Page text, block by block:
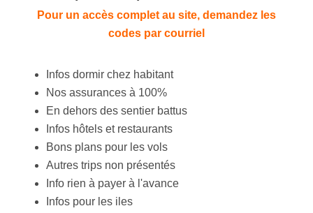
Pour un accès complet au site, demandez les
codes par courriel
Infos dormir chez habitant
Nos assurances à 100%
En dehors des sentier battus
Infos hôtels et restaurants
Bons plans pour les vols
Autres trips non présentés
Info rien à payer à l'avance
Infos pour les iles